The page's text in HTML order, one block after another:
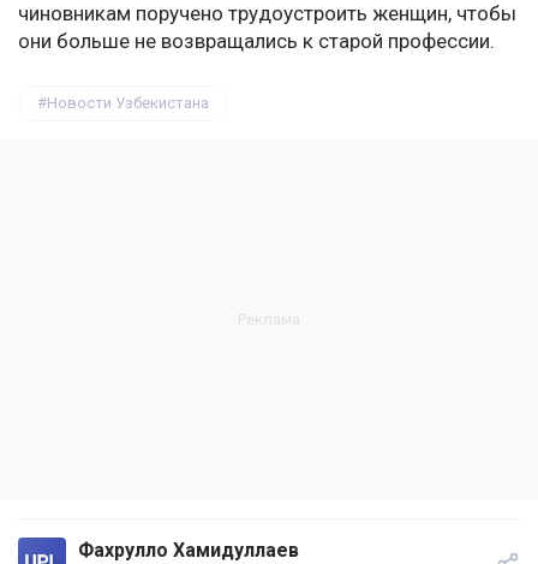
чиновникам поручено трудоустроить женщин, чтобы
они больше не возвращались к старой профессии.
Новости Узбекистана
Фахрулло Хамидуллаев